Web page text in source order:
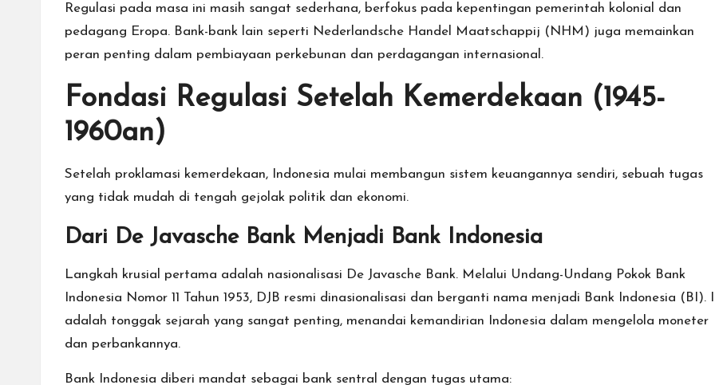
Regulasi pada masa ini masih sangat sederhana, berfokus pada kepentingan pemerintah kolonial dan
pedagang Eropa. Bank-bank lain seperti Nederlandsche Handel Maatschappij (NHM) juga memainkan
peran penting dalam pembiayaan perkebunan dan perdagangan internasional.
Fondasi Regulasi Setelah Kemerdekaan (1945-
1960an)
Setelah proklamasi kemerdekaan, Indonesia mulai membangun sistem keuangannya sendiri, sebuah tugas
yang tidak mudah di tengah gejolak politik dan ekonomi.
Dari De Javasche Bank Menjadi Bank Indonesia
Langkah krusial pertama adalah nasionalisasi De Javasche Bank. Melalui Undang-Undang Pokok Bank
Indonesia Nomor 11 Tahun 1953, DJB resmi dinasionalisasi dan berganti nama menjadi Bank Indonesia (BI).
adalah tonggak sejarah yang sangat penting, menandai kemandirian Indonesia dalam mengelola moneter
dan perbankannya.
Bank Indonesia diberi mandat sebagai bank sentral dengan tugas utama: